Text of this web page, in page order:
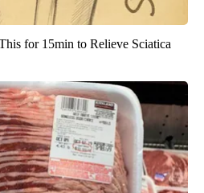
for 15min to Relieve Sciatica